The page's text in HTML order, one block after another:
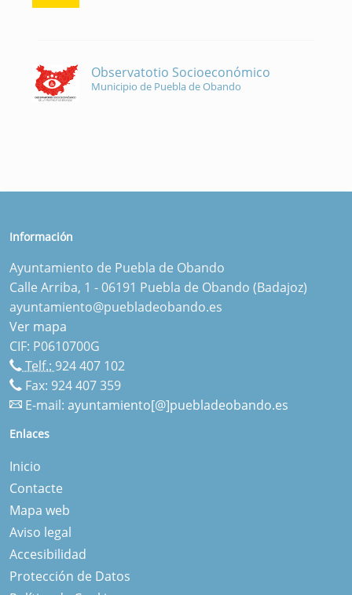
Observatotio Socioeconómico
Municipio de Puebla de Obando
Información
Ayuntamiento de Puebla de Obando
Calle Arriba, 1 - 06191 Puebla de Obando (Badajoz)
ayuntamiento@puebladeobando.es
Ver mapa
CIF: P0610700G
Telf.:924 407 102
Fax: 924 407 359
E-mail: ayuntamiento[@]puebladeobando.es
Enlaces
Inicio
Contacte
Mapa web
Aviso legal
Accesibilidad
Protección de Datos